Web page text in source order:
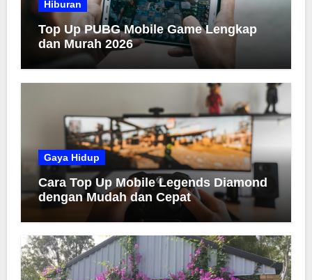
Hiburan
Top Up PUBG Mobile Game Lengkap
dan Murah 2026
Gaya Hidup
Cara Top Up Mobile Legends Diamond
dengan Mudah dan Cepat